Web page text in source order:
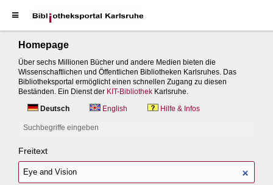
Homepage
Über sechs Millionen Bücher und andere Medien bieten die
Wissenschaftlichen und Öffentlichen Bibliotheken Karlsruhes. Das
Bibliotheksportal ermöglicht einen schnellen Zugang zu diesen
Beständen. Ein Dienst der KIT-Bibliothek Karlsruhe.
Deutsch
English Hilfe & Infos
Suchbegriffe eingeben
Freitext